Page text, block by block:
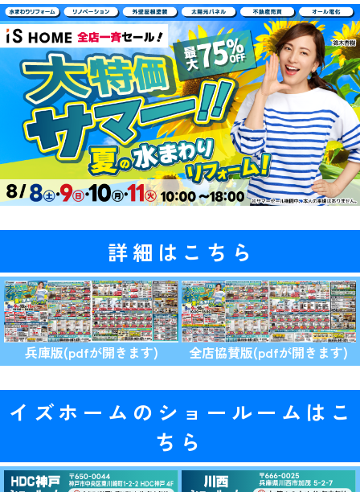
詳細はこちら
兵庫版(pdfが開きます) 全店協賛版(pdfが開きます)
イズホームのショールームはこ
ちら